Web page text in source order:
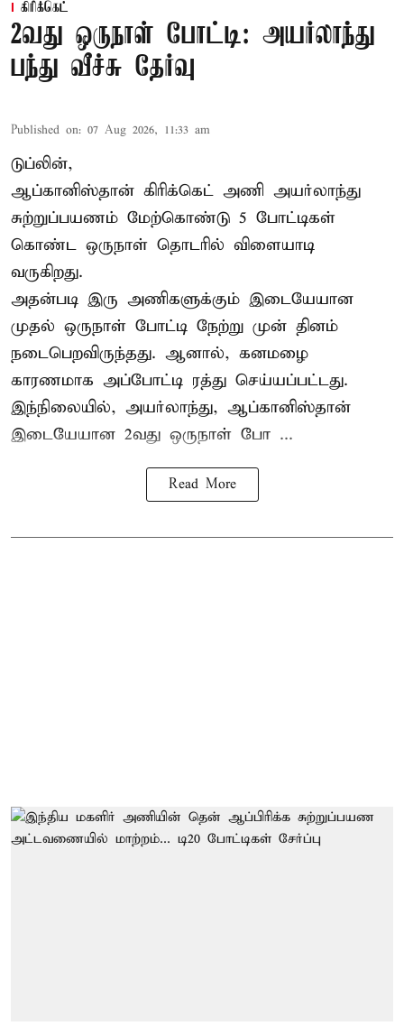
கிரிக்கெட்
2வது ஒருநாள் போட்டி: அயர்லாந்து
பந்து வீச்சு தேர்வு
Published on: 07 Aug 2026, 11:33 am
டுப்லின்,
ஆப்கானிஸ்தான் கிரிக்கெட் அணி அயர்லாந்து
சுற்றுப்பயணம் மேற்கொண்டு 5 போட்டிகள்
கொண்ட ஒருநாள் தொடரில் விளையாடி
வருகிறது.
அதன்படி இரு அணிகளுக்கும் இடையேயான
முதல் ஒருநாள் போட்டி நேற்று முன் தினம்
நடைபெறவிருந்தது. ஆனால், கனமழை
காரணமாக அப்போட்டி ரத்து செய்யப்பட்டது.
இந்நிலையில், அயர்லாந்து, ஆப்கானிஸ்தான்
இடையேயான 2வது ஒருநாள் போ ...
Read More